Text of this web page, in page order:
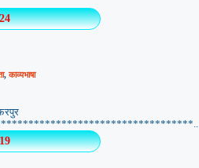
,काव्यभाषा